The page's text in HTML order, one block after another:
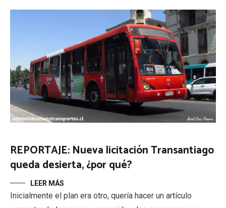
REPORTAJE: Nueva licitación Transantiago
queda desierta, ¿por qué?
LEER MÁS
Inicialmente el plan era otro, quería hacer un artículo